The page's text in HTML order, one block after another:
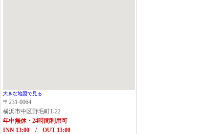
大きな地図で見る
〒231-0064
横浜市中区野毛町1-22
年中無休・24時間利用可
INN 13:00 / OUT 13:00